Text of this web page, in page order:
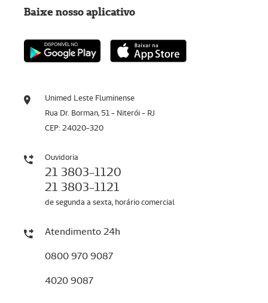
Unimed Leste Fluminense
Rua Dr. Borman, 51 - Niterói - RJ
CEP: 24020-320
Ouvidoria
21 3803-1120
21 3803-1121
de segunda a sexta, horário comercial
Atendimento 24h
0800 970 9087
4020 9087
Baixe nosso aplicativo